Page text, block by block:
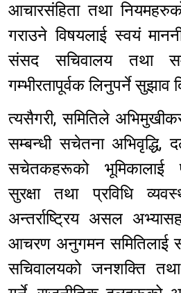
आचारसंहिता तथा
गराउने विषयलाई स्वयं
संसद सचिवालय तथा
गम्भीरतापूर्वक लिनुपर्ने सुझाव
त्यसैगरी, समितिले
सम्बन्धी सचेतना अभिवृद्धि,
सचेतकहरूको भूमिकालाई
सुरक्षा तथा प्रविधि
अन्तर्राष्ट्रिय असल
आचरण अनुगमन समितिलाई
सचिवालयको जनशक्ति